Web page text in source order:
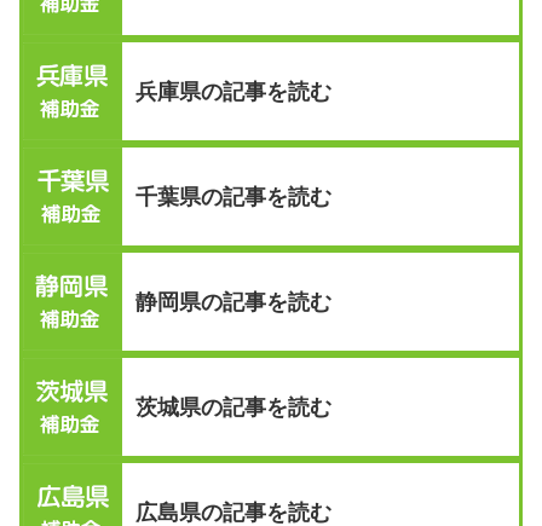
兵庫県の記事を読む
千葉県の記事を読む
静岡県の記事を読む
茨城県の記事を読む
広島県の記事を読む